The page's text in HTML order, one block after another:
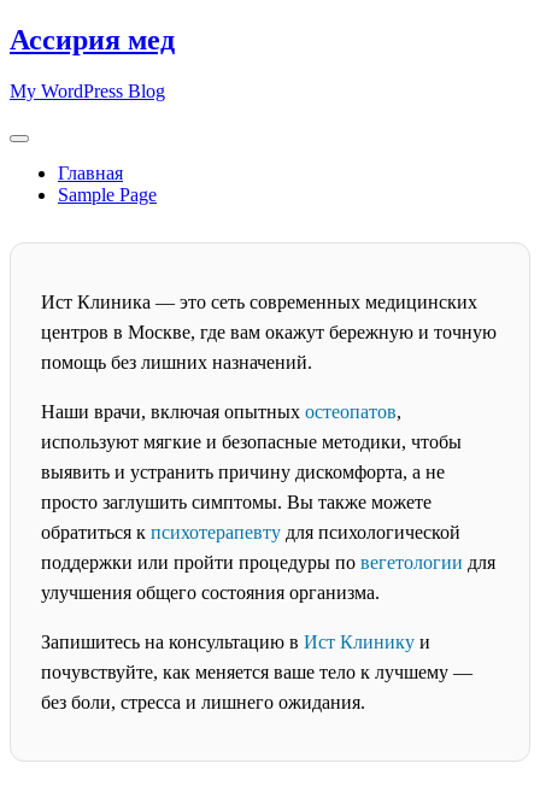
Skip
to
Ассирия мед
My WordPress Blog
Главная
Sample Page
Ист Клиника — это сеть современных медицинских
центров в Москве, где вам окажут бережную и точную
помощь без лишних назначений.
Наши врачи, включая опытных остеопатов,
используют мягкие и безопасные методики, чтобы
выявить и устранить причину дискомфорта, а не
просто заглушить симптомы. Вы также можете
обратиться к психотерапевту для психологической
поддержки или пройти процедуры по вегетологии для
улучшения общего состояния организма.
Запишитесь на консультацию в Ист Клинику и
почувствуйте, как меняется ваше тело к лучшему —
без боли, стресса и лишнего ожидания.